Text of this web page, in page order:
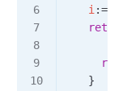
   i
:=
   return
   }